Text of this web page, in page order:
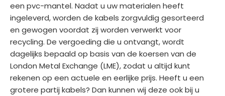
een pvc-mantel. Nadat u uw materialen heeft
ingeleverd, worden de kabels zorgvuldig gesorteerd
en gewogen voordat zij worden verwerkt voor
recycling. De vergoeding die u ontvangt, wordt
dagelijks bepaald op basis van de koersen van de
London Metal Exchange (LME), zodat u altijd kunt
rekenen op een actuele en eerlijke prijs. Heeft u een
grotere partij kabels? Dan kunnen wij deze ook bij u